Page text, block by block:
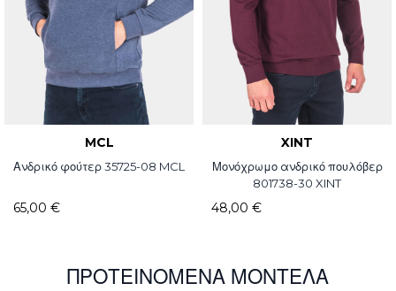
MCL
Ανδρικό φούτερ 35725-08 MCL
65,00 €
XINT
Μονόχρωμο ανδρικό πουλόβερ
801738-30 XINT
48,00 €
ΠΡΟΤΕΙΝΌΜΕΝΑ ΜΟΝΤΈΛΑ